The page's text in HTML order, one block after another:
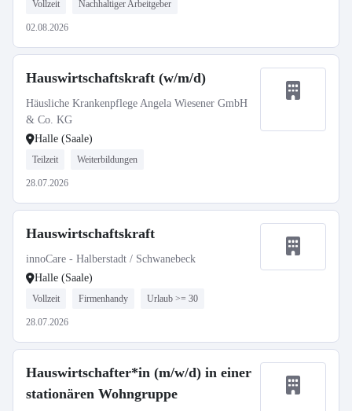
Vollzeit Nachhaltiger Arbeitgeber
02.08.2026
Hauswirtschaftskraft (w/m/d)
Häusliche Krankenpflege Angela Wiesener GmbH
& Co. KG
Halle (Saale)
Teilzeit Weiterbildungen
28.07.2026
Hauswirtschaftskraft
innoCare - Halberstadt / Schwanebeck
Halle (Saale)
Vollzeit Firmenhandy Urlaub >= 30
28.07.2026
Hauswirtschafter*in (m/w/d) in einer
stationären Wohngruppe